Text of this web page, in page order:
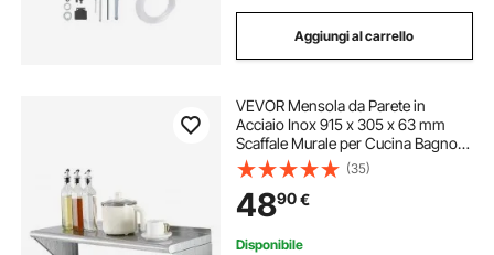
libreria da parete industriale
ventilatori da parete ventilatore parete
ventilatore da parete
Aggiungi al carrello
VEVOR Mensola da Parete in
Acciaio Inox 915 x 305 x 63 mm
Scaffale Murale per Cucina Bagno
Soggiorno Capacità Carico Max.
113kg, Mensola da Parete
Portaoggetti Portaspezie in Acciaio
Inox per Cucina
(35)
4890€
Disponibile